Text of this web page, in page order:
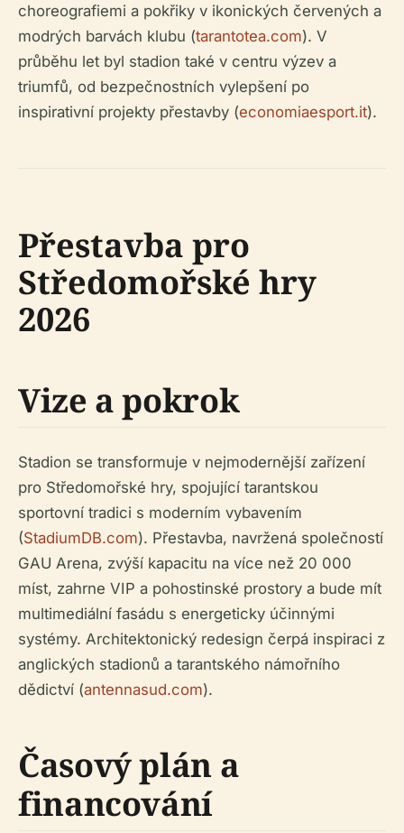
choreografiemi a pokřiky v ikonických červených a
modrých barvách klubu (tarantotea.com). V
průběhu let byl stadion také v centru výzev a
triumfů, od bezpečnostních vylepšení po
inspirativní projekty přestavby (economiaesport.it).
Přestavba pro
Středomořské hry
2026
Vize a pokrok
Stadion se transformuje v nejmodernější zařízení
pro Středomořské hry, spojující tarantskou
sportovní tradici s moderním vybavením
(StadiumDB.com). Přestavba, navržená společností
GAU Arena, zvýší kapacitu na více než 20 000
míst, zahrne VIP a pohostinské prostory a bude mít
multimediální fasádu s energeticky účinnými
systémy. Architektonický redesign čerpá inspiraci z
anglických stadionů a tarantského námořního
dědictví (antennasud.com).
Časový plán a
financování